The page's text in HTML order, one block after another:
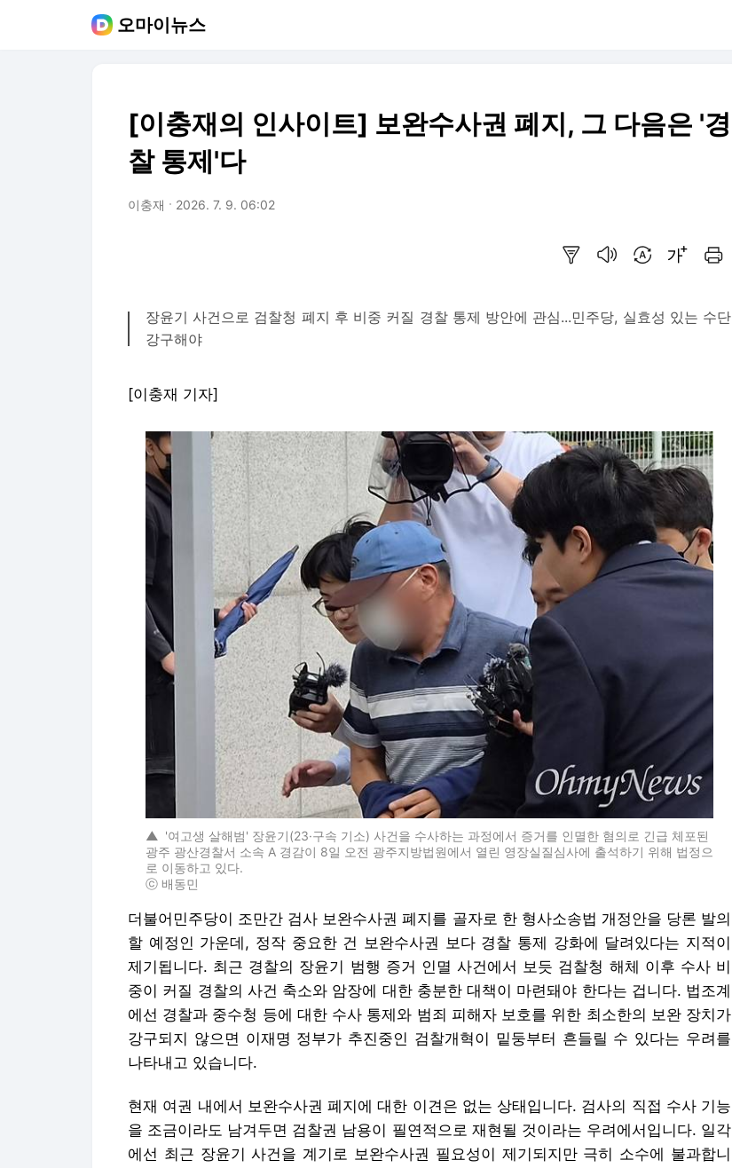
오마이뉴스
[이충재의 인사이트] 보완수사권 폐지, 그 다음은 '경
찰 통제'다
이충재 2026. 7. 9. 06:02
장윤기 사건으로 검찰청 폐지 후 비중 커질 경찰 통제 방안에 관심...민주당, 실효성 있는 수단
강구해야
[이충재 기자]
▲ '여고생 살해범' 장윤기(23·구속 기소) 사건을 수사하는 과정에서 증거를 인멸한 혐의로 긴급 체포된
광주 광산경찰서 소속 A 경감이 8일 오전 광주지방법원에서 열린 영장실질심사에 출석하기 위해 법정으
로 이동하고 있다.
ⓒ 배동민
더불어민주당이 조만간 검사 보완수사권 폐지를 골자로 한 형사소송법 개정안을 당론 발의
할 예정인 가운데, 정작 중요한 건 보완수사권 보다 경찰 통제 강화에 달려있다는 지적이
제기됩니다. 최근 경찰의 장윤기 범행 증거 인멸 사건에서 보듯 검찰청 해체 이후 수사 비
중이 커질 경찰의 사건 축소와 암장에 대한 충분한 대책이 마련돼야 한다는 겁니다. 법조계
에선 경찰과 중수청 등에 대한 수사 통제와 범죄 피해자 보호를 위한 최소한의 보완 장치가
강구되지 않으면 이재명 정부가 추진중인 검찰개혁이 밑둥부터 흔들릴 수 있다는 우려를
나타내고 있습니다.
현재 여권 내에서 보완수사권 폐지에 대한 이견은 없는 상태입니다. 검사의 직접 수사 기능
을 조금이라도 남겨두면 검찰권 남용이 필연적으로 재현될 것이라는 우려에서입니다. 일각
에선 최근 장윤기 사건을 계기로 보완수사권 필요성이 제기되지만 극히 소수에 불과합니